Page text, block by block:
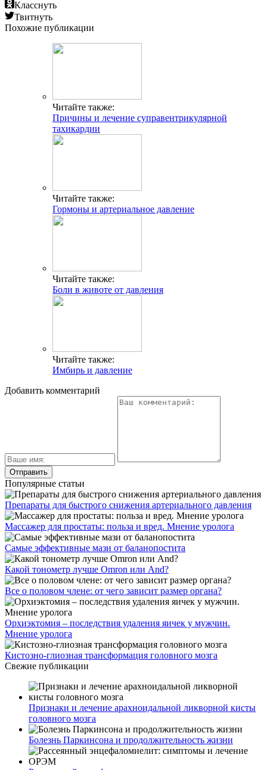
Класснуть
Твитнуть
Похожие публикации
Читайте также:
Причины и лечение суправентрикулярной
тахикардии
Читайте также:
Гормоны и артериальное давление
Читайте также:
Боли в животе от давления
Читайте также:
Имбирь и давление
Добавить комментарий
Популярные статьи
Препараты для быстрого снижения артериального давления
Массажер для простаты: польза и вред. Мнение уролога
Самые эффективные мази от баланопостита
Какой тонометр лучше Omron или And?
Все о половом члене: от чего зависит размер органа?
Орхиэктомия – последствия удаления яичек у мужчин.
Мнение уролога
Кистозно-глиозная трансформация головного мозга
Свежие публикации
Признаки и лечение арахноидальной ликворной кисты
головного мозга
Болезнь Паркинсона и продолжительность жизни